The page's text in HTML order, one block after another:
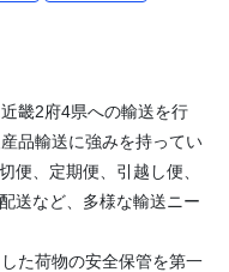
畿2府4県への輸送を行
品輸送に強みを持ってい
便、定期便、引越し便、
送など、多様な輸送ニー
た荷物の安全保管を第一